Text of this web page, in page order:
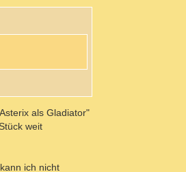
als Gladiator"
weit
ich nicht